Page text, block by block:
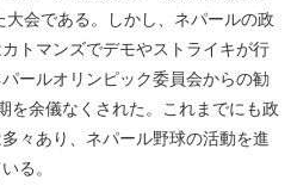
会である。しかし、ネパールの政
トマンズでデモやストライキが行
ールオリンピック委員会からの勧
を余儀なくされた。これまでにも政
々あり、ネパール野球の活動を進
る。